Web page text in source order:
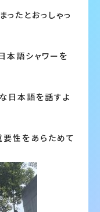
たとおっしゃっ
本語シャワーを
日本語を話すよ
性をあらためて